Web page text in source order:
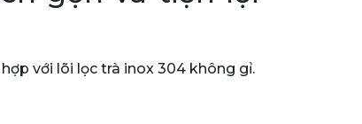
với lõi lọc trà inox 304 không gỉ.